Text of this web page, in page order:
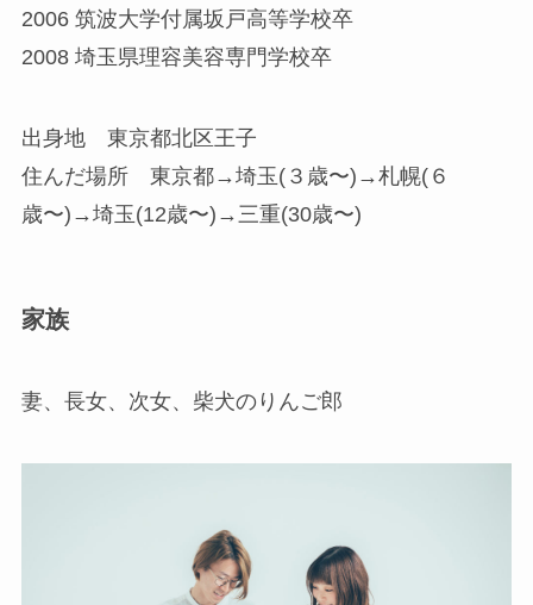
2006 筑波大学付属坂戸高等学校卒
2008 埼玉県理容美容専門学校卒
出身地 東京都北区王子
住んだ場所 東京都→埼玉(３歳〜)→札幌(６
歳〜)→埼玉(12歳〜)→三重(30歳〜)
家族
妻、長女、次女、柴犬のりんご郎